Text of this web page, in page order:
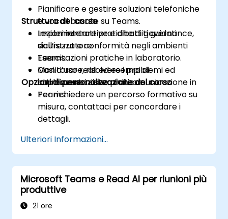
Pianificare e gestire soluzioni telefoniche
e vocali basate su Teams.
Implementare pratiche di governance,
sicurezza e conformità negli ambienti
Teams.
Monitorare, risolvere i problemi ed
ottimizzare i sistemi di comunicazione in
Teams.
Struttura del corso
Lezioni interattive e dibattiti guidati
dall’istruttore.
Esercitazioni pratiche in laboratorio.
Casi d’uso reali ed esempi di
implementazione pratica.
Opzioni di personalizzazione del corso
Per richiedere un percorso formativo su
misura, contattaci per concordare i
dettagli.
Ulteriori Informazioni...
Microsoft Teams e Read AI per riunioni più
produttive
21 ore